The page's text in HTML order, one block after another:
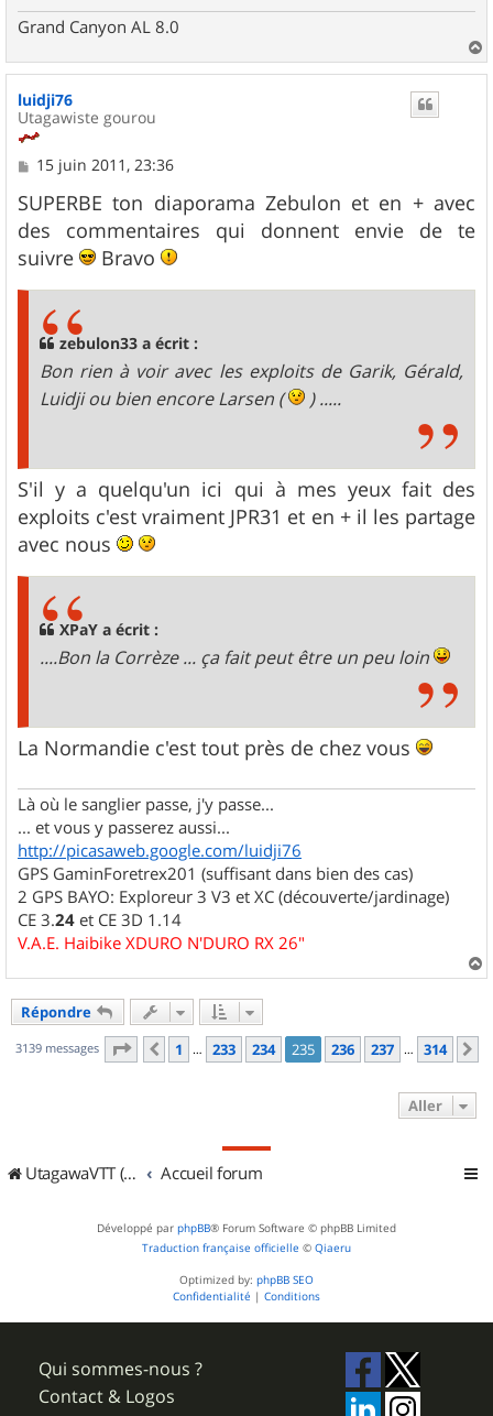
Grand Canyon AL 8.0
a
luidji76
Utagawiste gourou
M
s
s
a
g
e
15 juin 2011, 23:36
SUPERBE ton diaporama Zebulon et en + avec
des commentaires qui donnent envie de te
suivre
Bravo
zebulon33 a écrit :
Bon rien à voir avec les exploits de Garik, Gérald,
Luidji ou bien encore Larsen (
) .....
S'il y a quelqu'un ici qui à mes yeux fait des
exploits c'est vraiment JPR31 et en + il les partage
avec nous
XPaY a écrit :
....Bon la Corrèze ... ça fait peut être un peu loin
La Normandie c'est tout près de chez vous
Là où le sanglier passe, j'y passe...
... et vous y passerez aussi...
http://picasaweb.google.com/luidji76
GPS GaminForetrex201 (suffisant dans bien des cas)
2 GPS BAYO: Exploreur 3 V3 et XC (découverte/jardinage)
CE 3.24 et CE 3D 1.14
V.A.E. Haibike XDURO N'DURO RX 26"
a
Répondre
3139 messages Page 235 sur314
Précédent
1 … 233 234 235 236 237 … 314
Aller
UtagawaVTT (Randos VTT et VTTAE avec traces GPS) Accueil forum
Développé par phpBB® Forum Software © phpBB Limited
Traduction française officielle © Qiaeru
Optimized by: phpBB SEO
Confidentialité | Conditions
Qui sommes-nous ?
Contact & Logos